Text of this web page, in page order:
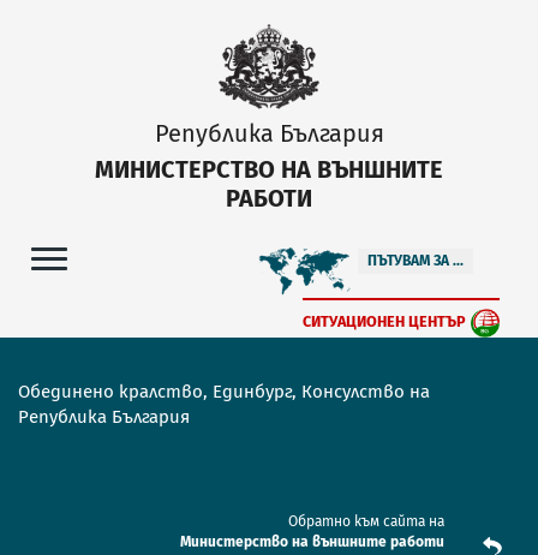
Република България
МИНИСТЕРСТВО НА ВЪНШНИТЕ
РАБОТИ
ПЪТУВАМ ЗА ...
СИТУАЦИОНЕН ЦЕНТЪР
Обединено кралство, Единбург, Консулство на
Република България
Обратно към сайта на
Mинистерство на външните работи